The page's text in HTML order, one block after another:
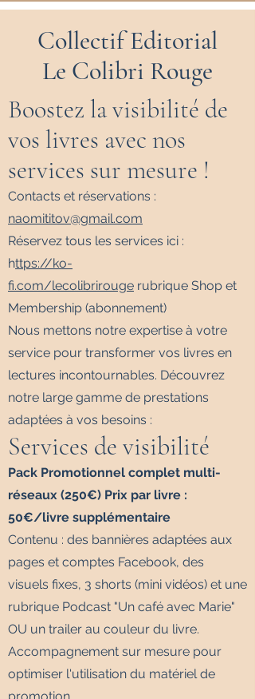
Collectif Editorial
Le Colibri Rouge
Boostez la visibilité de
vos livres avec nos
services sur mesure !
Contacts et réservations :
naomititov@gmail.com
Réservez tous les services ici :
https://ko-
fi.com/lecolibrirouge rubrique Shop et
Membership (abonnement)
Nous mettons notre expertise à votre
service pour transformer vos livres en
lectures incontournables. Découvrez
notre large gamme de prestations
adaptées à vos besoins :
Services de visibilité
Pack Promotionnel complet multi-
réseaux (250€) Prix par livre :
50€/livre supplémentaire
Contenu : des bannières adaptées aux
pages et comptes Facebook, des
visuels fixes, 3 shorts (mini vidéos) et une
rubrique Podcast "Un café avec Marie"
OU un trailer au couleur du livre.
Accompagnement sur mesure pour
optimiser l'utilisation du matériel de